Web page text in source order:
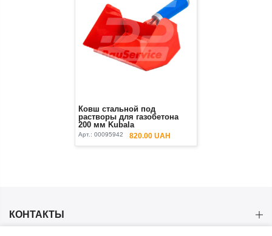
Ковш стальной под
растворы для газобетона
200 мм Kubala
Арт.:00095942 820.00 UAH
КОНТАКТЫ